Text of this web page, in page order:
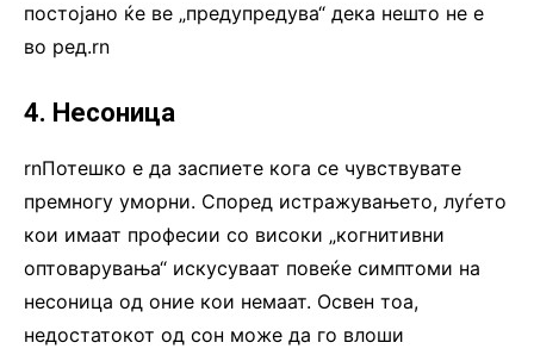
постојано ќе ве „предупредува“ дека нешто не е
во ред.rn
4. Несоница
rnПотешко е да заспиете кога се чувствувате
премногу уморни. Според истражувањето, луѓето
кои имаат професии со високи „когнитивни
оптоварувања“ искусуваат повеќе симптоми на
несоница од оние кои немаат. Освен тоа,
недостатокот од сон може да го влоши